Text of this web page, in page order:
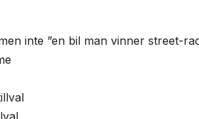
inte ”en bil man vinner street-